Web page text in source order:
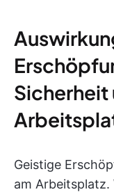
Sicherheit
Geistige
am